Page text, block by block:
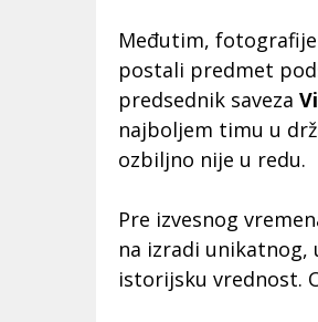
Međutim,
postali predmet
predsednik saveza
najboljem timu u
ozbiljno nije u redu.
Pre izvesnog
na izradi
istorijsku vrednost.